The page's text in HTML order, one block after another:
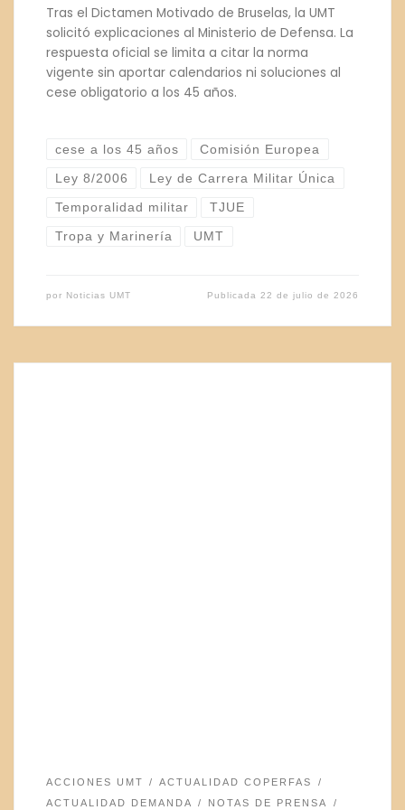
Tras el Dictamen Motivado de Bruselas, la UMT
solicitó explicaciones al Ministerio de Defensa. La
respuesta oficial se limita a citar la norma
vigente sin aportar calendarios ni soluciones al
cese obligatorio a los 45 años.
cese a los 45 años Comisión Europea
Ley 8/2006 Ley de Carrera Militar Única
Temporalidad militar TJUE
Tropa y Marinería UMT
por Noticias UMT Publicada22 de julio de 2026
ACCIONES UMT
ACTUALIDAD COPERFAS
ACTUALIDAD DEMANDA
NOTAS DE PRENSA